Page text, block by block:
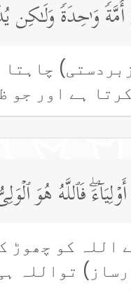
أُمَّةࣰ وَ ٰ⁠حِدَةࣰ
ہے اور جو
فَٱللَّهُ
اللہ کو چھوڑ
تواللہ